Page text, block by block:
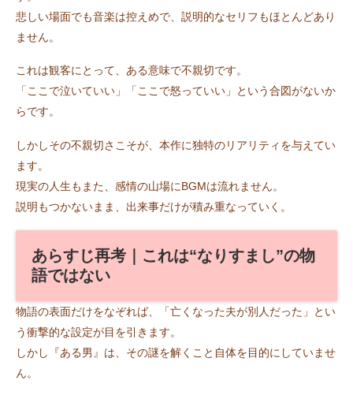
悲しい場面でも音楽は控えめで、説明的なセリフもほとんどあり
ません。
これは観客にとって、ある意味で不親切です。
「ここで泣いていい」「ここで怒っていい」という合図がないか
らです。
しかしその不親切さこそが、本作に独特のリアリティを与えてい
ます。
現実の人生もまた、感情の山場にBGMは流れません。
説明もつかないまま、出来事だけが積み重なっていく。
あらすじ再考｜これは“なりすまし”の物
語ではない
物語の表面だけをなぞれば、「亡くなった夫が別人だった」とい
う衝撃的な設定が目を引きます。
しかし『ある男』は、その謎を解くこと自体を目的にしていませ
ん。